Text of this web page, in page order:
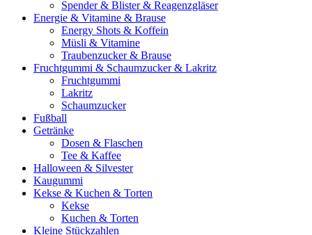
Spender & Blister & Reagenzgläser
Energie & Vitamine & Brause
Energy Shots & Koffein
Müsli & Vitamine
Traubenzucker & Brause
Fruchtgummi & Schaumzucker & Lakritz
Fruchtgummi
Lakritz
Schaumzucker
Fußball
Getränke
Dosen & Flaschen
Tee & Kaffee
Halloween & Silvester
Kaugummi
Kekse & Kuchen & Torten
Kekse
Kuchen & Torten
Kleine Stückzahlen